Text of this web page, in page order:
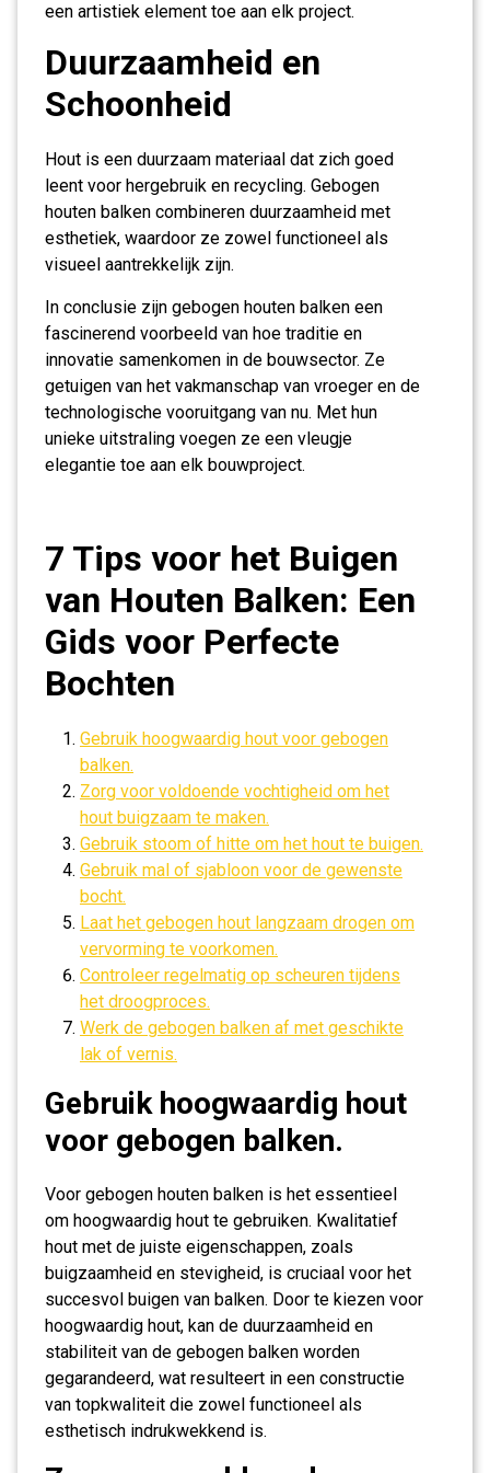
een artistiek element toe aan elk project.
Duurzaamheid en
Schoonheid
Hout is een duurzaam materiaal dat zich goed
leent voor hergebruik en recycling. Gebogen
houten balken combineren duurzaamheid met
esthetiek, waardoor ze zowel functioneel als
visueel aantrekkelijk zijn.
In conclusie zijn gebogen houten balken een
fascinerend voorbeeld van hoe traditie en
innovatie samenkomen in de bouwsector. Ze
getuigen van het vakmanschap van vroeger en de
technologische vooruitgang van nu. Met hun
unieke uitstraling voegen ze een vleugje
elegantie toe aan elk bouwproject.
7 Tips voor het Buigen
van Houten Balken: Een
Gids voor Perfecte
Bochten
Gebruik hoogwaardig hout voor gebogen
balken.
Zorg voor voldoende vochtigheid om het
hout buigzaam te maken.
Gebruik stoom of hitte om het hout te buigen.
Gebruik mal of sjabloon voor de gewenste
bocht.
Laat het gebogen hout langzaam drogen om
vervorming te voorkomen.
Controleer regelmatig op scheuren tijdens
het droogproces.
Werk de gebogen balken af met geschikte
lak of vernis.
Gebruik hoogwaardig hout
voor gebogen balken.
Voor gebogen houten balken is het essentieel
om hoogwaardig hout te gebruiken. Kwalitatief
hout met de juiste eigenschappen, zoals
buigzaamheid en stevigheid, is cruciaal voor het
succesvol buigen van balken. Door te kiezen voor
hoogwaardig hout, kan de duurzaamheid en
stabiliteit van de gebogen balken worden
gegarandeerd, wat resulteert in een constructie
van topkwaliteit die zowel functioneel als
esthetisch indrukwekkend is.